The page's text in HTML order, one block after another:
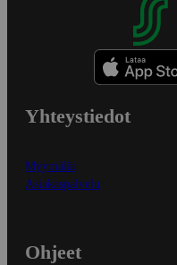
Yhteystiedot
Myymälät
Asiakaspalvelu
Ohjeet